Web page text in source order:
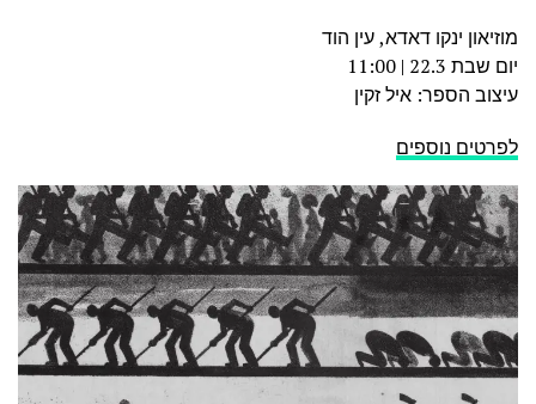
מוזיאון ינקו דאדא, עין הוד
יום שבת 22.3 | 11:00
עיצוב הספר: איל זקין
לפרטים נוספים